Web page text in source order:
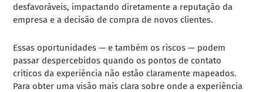
desfavoráveis, impactando diretamente a reputação da
empresa e a decisão de compra de novos clientes.
Essas oportunidades — e também os riscos — podem
passar despercebidos quando os pontos de contato
críticos da experiência não estão claramente mapeados.
Para obter uma visão mais clara sobre onde a experiência